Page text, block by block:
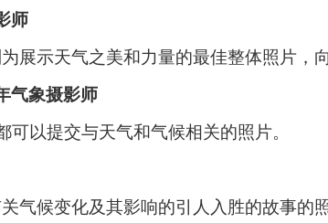
师
展示天气之美和力量的最佳整体照片，
气象摄影师
可以提交与天气和气候相关的照片。
气候变化及其影响的引人入胜的故事的